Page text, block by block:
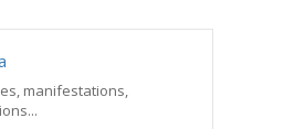
manifestations,